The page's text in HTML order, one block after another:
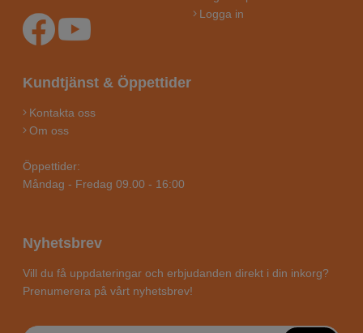
Logga in
Kundtjänst & Öppettider
Kontakta oss
Om oss
Öppettider:
Måndag - Fredag 09.00 - 16:00
Nyhetsbrev
Vill du få uppdateringar och erbjudanden direkt i din inkorg?
Prenumerera på vårt nyhetsbrev!